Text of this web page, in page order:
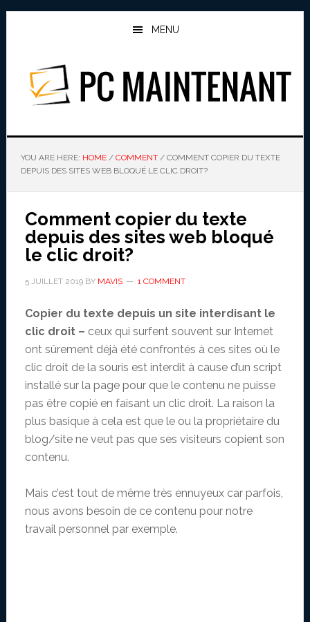
Skip
Skip
MENU
PC MAINTENANT
YOU ARE HERE: HOME / COMMENT /COMMENT COPIER DU TEXTE
DEPUIS DES SITES WEB BLOQUÉ LE CLIC DROIT?
Comment copier du texte
depuis des sites web bloqué
le clic droit?
5 JUILLET 2019BY MAVIS 1 COMMENT
Copier du texte depuis un site interdisant le
clic droit – ceux qui surfent souvent sur Internet
ont sûrement déjà été confrontés à ces sites où le
clic droit de la souris est interdit à cause d’un script
installé sur la page pour que le contenu ne puisse
pas être copié en faisant un clic droit. La raison la
plus basique à cela est que le ou la propriétaire du
blog/site ne veut pas que ses visiteurs copient son
contenu.
Mais c’est tout de même très ennuyeux car parfois,
nous avons besoin de ce contenu pour notre
travail personnel par exemple.